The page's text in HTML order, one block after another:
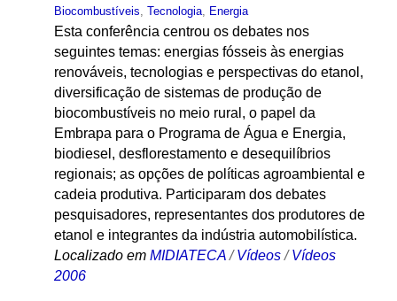
Biocombustíveis Tecnologia, Energia
Esta conferência centrou os debates nos
seguintes temas: energias fósseis às energias
renováveis, tecnologias e perspectivas do etanol,
diversificação de sistemas de produção de
biocombustíveis no meio rural, o papel da
Embrapa para o Programa de Água e Energia,
biodiesel, desflorestamento e desequilíbrios
regionais; as opções de políticas agroambiental e
cadeia produtiva. Participaram dos debates
pesquisadores, representantes dos produtores de
etanol e integrantes da indústria automobilística.
Localizado em MIDIATECA /Vídeos /Vídeos
2006